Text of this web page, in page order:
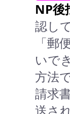
NP後
認し
「郵
いで
方法
請求
送さ